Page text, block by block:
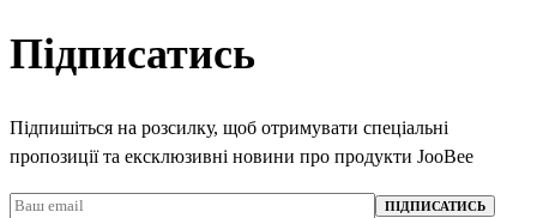
Підписатись
Підпишіться на розсилку, щоб отримувати спеціальні
пропозиції та ексклюзивні новини про продукти JooBee